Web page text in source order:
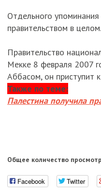
Отдельного
правительством в целом.
Правительство
Мекке 8 февраля 2007
Аббасом, он приступит
Также по теме:
Палестина получила
Общее количество
Facebook Twitter